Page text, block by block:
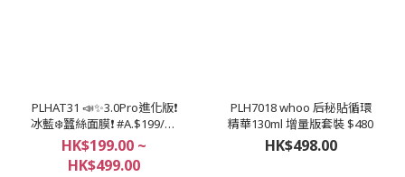
PLHAT31 📣✨3.0Pro進化版❗️
冰藍❄️蠶絲面膜❗ #A.$199/10
塊 #B.$299/20塊
#C.$499/35塊
HK$199.00 ~
HK$499.00
PLH7018 whoo 后秘貼循環
精華130ml 增量版套裝 $480
HK$498.00